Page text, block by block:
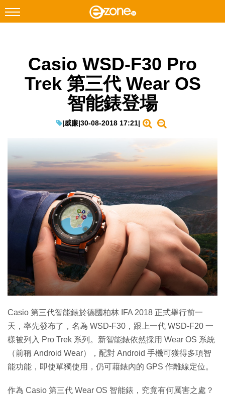
Facebook Instagram
科技焦點
EduTech
IT Times
生成式AI與雲端應用
Enterprise Digital Transformation
Casio WSD-F30 Pro
Trek 第三代 Wear OS
智能錶登場
|威廉|30-08-2018 17:21|
Casio 第三代智能錶於德國柏林 IFA 2018 正式舉行前一
天，率先發布了，名為 WSD-F30，跟上一代 WSD-F20 一
樣被列入 Pro Trek 系列。新智能錶依然採用 Wear OS 系統
（前稱 Android Wear），配對 Android 手機可獲得多項智
能功能，即使單獨使用，仍可藉錶內的 GPS 作離線定位。
作為 Casio 第三代 Wear OS 智能錶，究竟有何厲害之處？